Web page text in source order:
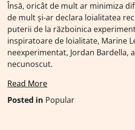
Însă, oricât de mult ar minimiza
de mult și-ar declara loialitatea
puterii de la războinica
inspiratoare de loialitate, Marine
neexperimentat, Jordan Bardella,
necunoscut.
Read More
Posted in Popular